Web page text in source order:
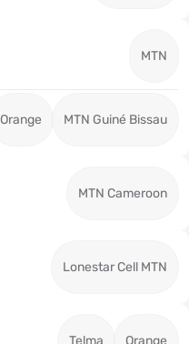
MTN
Orange MTN Guiné Bissau
MTN Cameroon
Lonestar Cell MTN
Telma Orange